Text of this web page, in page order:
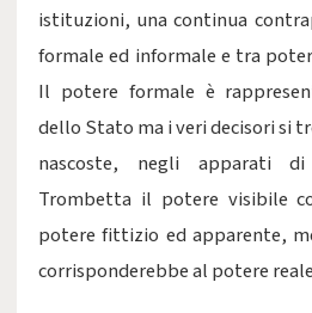
istituzioni, una continua
formale ed informale e tra
Il potere formale è
dello Stato ma i veri decisori si
nascoste, negli apparati di
Trombetta il potere visibile
potere fittizio ed apparente,
corrisponderebbe al potere